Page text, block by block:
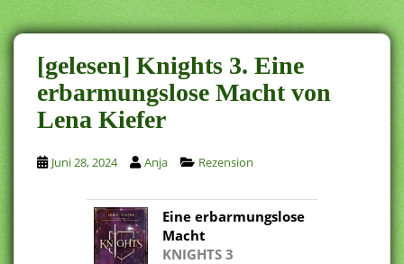
a
i
n
c
o
n
t
e
n
t
[gelesen] Knights 3. Eine
erbarmungslose Macht von
Lena Kiefer
Juni 28, 2024 Anja Rezension
Eine erbarmungslose
Macht
KNIGHTS 3